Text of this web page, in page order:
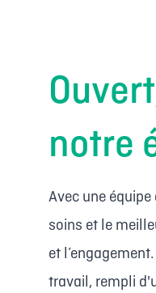
notre
Avec une
soins et le
et
travail, rempli